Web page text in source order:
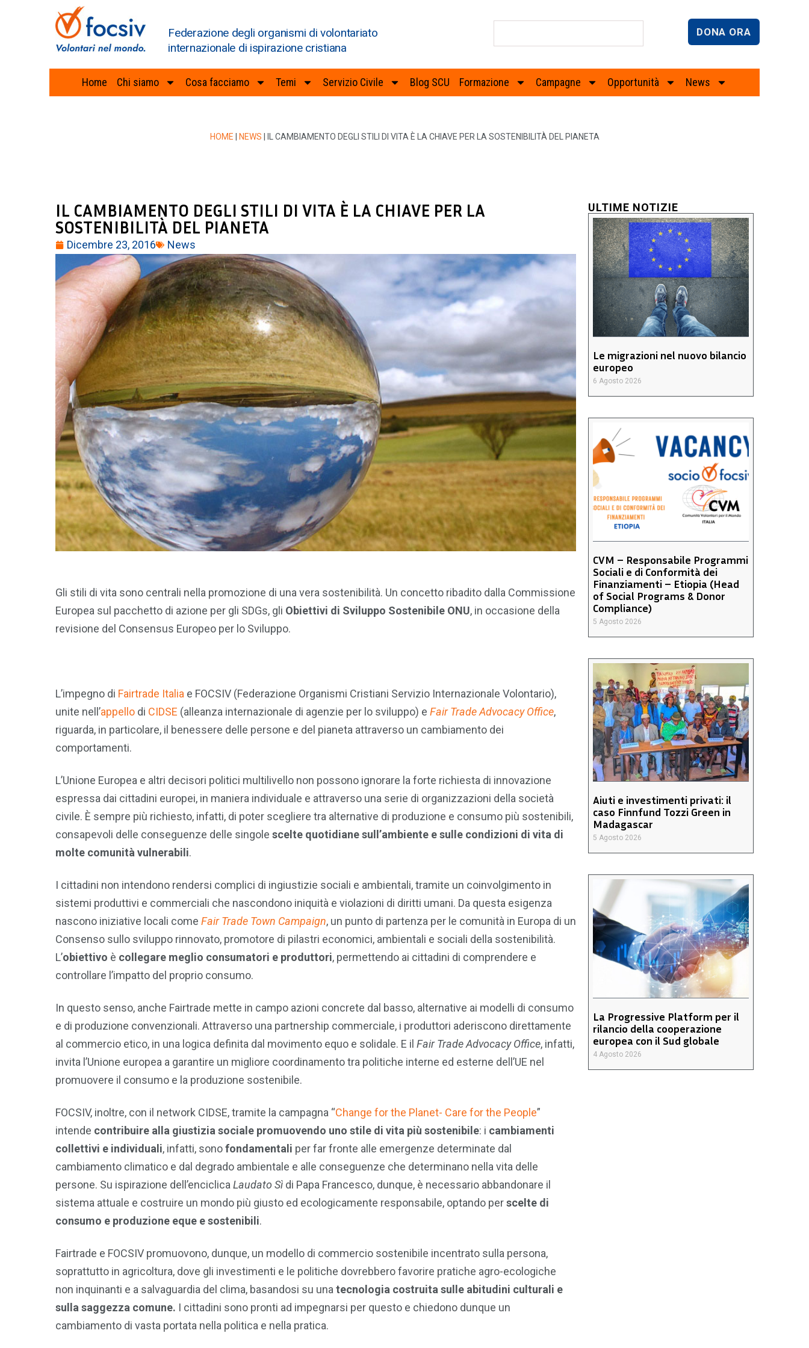
Federazione degli organismi di volontariato
internazionale di ispirazione cristiana
DONA ORA
Home Chi siamo Cosa facciamo Temi Servizio Civile Blog SCU Formazione Campagne Opportunità News
HOME NEWS IL CAMBIAMENTO DEGLI STILI DI VITA È LA CHIAVE PER LA SOSTENIBILITÀ DEL PIANETA
IL CAMBIAMENTO DEGLI STILI DI VITA È LA CHIAVE PER LA
SOSTENIBILITÀ DEL PIANETA
Dicembre 23, 2016 News
Gli stili di vita sono centrali nella promozione di una vera sostenibilità. Un concetto ribadito dalla Commissione
Europea sul pacchetto di azione per gli SDGs, gli Obiettivi di Sviluppo Sostenibile ONU, in occasione della
revisione del Consensus Europeo per lo Sviluppo.
L’impegno di Fairtrade Italia e FOCSIV (Federazione Organismi Cristiani Servizio Internazionale Volontario),
unite nell’appello di CIDSE (alleanza internazionale di agenzie per lo sviluppo) e Fair Trade Advocacy Office,
riguarda, in particolare, il benessere delle persone e del pianeta attraverso un cambiamento dei
comportamenti.
L’Unione Europea e altri decisori politici multilivello non possono ignorare la forte richiesta di innovazione
espressa dai cittadini europei, in maniera individuale e attraverso una serie di organizzazioni della società
civile. È sempre più richiesto, infatti, di poter scegliere tra alternative di produzione e consumo più sostenibili,
consapevoli delle conseguenze delle singole scelte quotidiane sull’ambiente e sulle condizioni di vita di
molte comunità vulnerabili.
I cittadini non intendono rendersi complici di ingiustizie sociali e ambientali, tramite un coinvolgimento in
sistemi produttivi e commerciali che nascondono iniquità e violazioni di diritti umani. Da questa esigenza
nascono iniziative locali come Fair Trade Town Campaign, un punto di partenza per le comunità in Europa di un
Consenso sullo sviluppo rinnovato, promotore di pilastri economici, ambientali e sociali della sostenibilità.
L’obiettivo è collegare meglio consumatori e produttori, permettendo ai cittadini di comprendere e
controllare l’impatto del proprio consumo.
In questo senso, anche Fairtrade mette in campo azioni concrete dal basso, alternative ai modelli di consumo
e di produzione convenzionali. Attraverso una partnership commerciale, i produttori aderiscono direttamente
al commercio etico, in una logica definita dal movimento equo e solidale. E il Fair Trade Advocacy Office, infatti,
invita l’Unione europea a garantire un migliore coordinamento tra politiche interne ed esterne dell’UE nel
promuovere il consumo e la produzione sostenibile.
FOCSIV, inoltre, con il network CIDSE, tramite la campagna “Change for the Planet- Care for the People”
intende contribuire alla giustizia sociale promuovendo uno stile di vita più sostenibile: i cambiamenti
collettivi e individuali, infatti, sonofondamentali per far fronte alle emergenze determinate dal
cambiamento climatico e dal degrado ambientale e alle conseguenze che determinano nella vita delle
persone. Su ispirazione dell’enciclicaLaudato Sì di Papa Francesco, dunque, è necessario abbandonare il
sistema attuale e costruire un mondo più giusto ed ecologicamente responsabile, optando perscelte di
consumo e produzione eque e sostenibili.
Fairtrade e FOCSIV promuovono, dunque, un modello di commercio sostenibile incentrato sulla persona,
soprattutto in agricoltura, dove gli investimenti e le politiche dovrebbero favorire pratiche agro-ecologiche
non inquinanti e a salvaguardia del clima, basandosi su unatecnologia costruita sulle abitudini culturali e
sulla saggezza comune. I cittadini sono pronti ad impegnarsi per questo e chiedono dunque un
cambiamento di vasta portata nella politica e nella pratica.
ULTIME NOTIZIE
Le migrazioni nel nuovo bilancio
europeo
6 Agosto 2026
CVM – Responsabile Programmi
Sociali e di Conformità dei
Finanziamenti – Etiopia (Head
of Social Programs & Donor
Compliance)
5 Agosto 2026
Aiuti e investimenti privati: il
caso Finnfund Tozzi Green in
Madagascar
5 Agosto 2026
La Progressive Platform per il
rilancio della cooperazione
europea con il Sud globale
4 Agosto 2026